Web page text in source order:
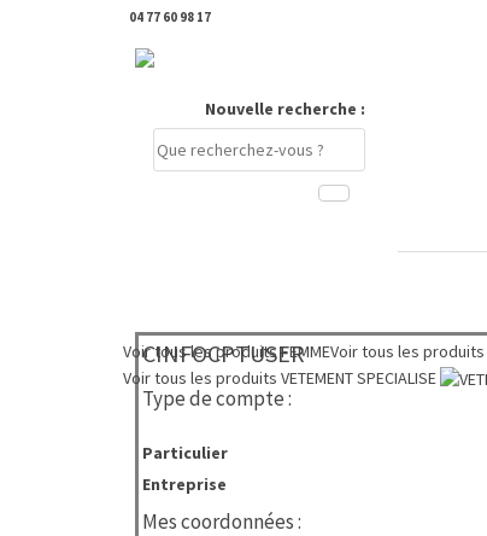
04 77 60 98 17
Nouvelle recherche :
Voir tous les produitsFEMMEVoir tous les produits
Voir tous les produits VETEMENT SPECIALISE
CINFOCPTUSER
Type de compte :
Particulier
Entreprise
Mes coordonnées :